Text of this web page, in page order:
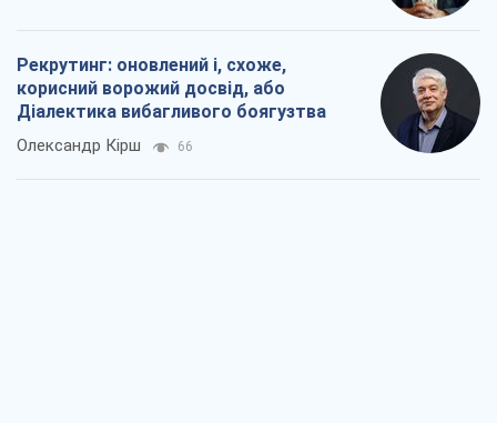
Рекрутинг: оновлений і, схоже,
корисний ворожий досвід, або
Діалектика вибагливого боягузтва
Олександр Кірш 66